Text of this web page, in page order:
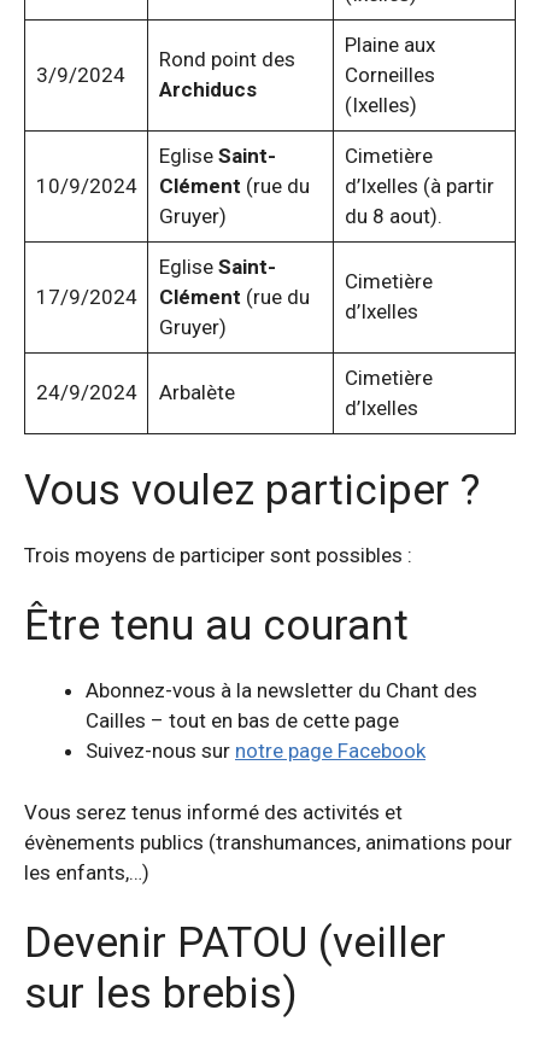
3/9/2024
Rond point des
Archiducs
Plaine aux
Corneilles
(Ixelles)
10/9/2024
Eglise Saint-
Clément (rue du
Gruyer)
Cimetière
d’Ixelles (à partir
du 8 aout).
17/9/2024
Eglise Saint-
Clément (rue du
Gruyer)
Cimetière
d’Ixelles
24/9/2024 Arbalète
Cimetière
d’Ixelles
Vous voulez participer ?
Trois moyens de participer sont possibles :
Être tenu au courant
Abonnez-vous à la newsletter du Chant des
Cailles – tout en bas de cette page
Suivez-nous sur notre page Facebook
Vous serez tenus informé des activités et
évènements publics (transhumances, animations pour
les enfants,…)
Devenir PATOU (veiller
sur les brebis)